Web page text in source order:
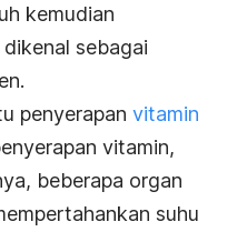
kemudian
sebagai
penyerapan vitamin
vitamin,
beberapa organ
suhu